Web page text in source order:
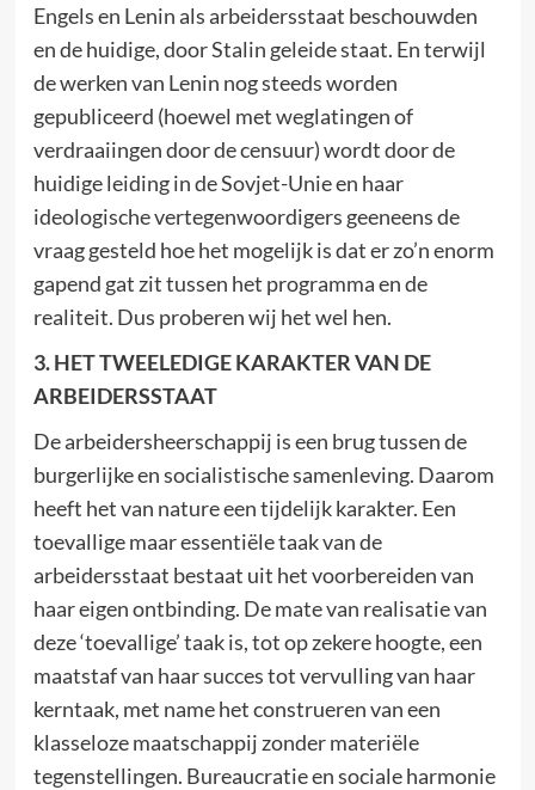
Engels en Lenin als arbeidersstaat beschouwden
en de huidige, door Stalin geleide staat. En terwijl
de werken van Lenin nog steeds worden
gepubliceerd (hoewel met weglatingen of
verdraaiingen door de censuur) wordt door de
huidige leiding in de Sovjet-Unie en haar
ideologische vertegenwoordigers geeneens de
vraag gesteld hoe het mogelijk is dat er zo’n enorm
gapend gat zit tussen het programma en de
realiteit. Dus proberen wij het wel hen.
3. HET TWEELEDIGE KARAKTER VAN DE
ARBEIDERSSTAAT
De arbeidersheerschappij is een brug tussen de
burgerlijke en socialistische samenleving. Daarom
heeft het van nature een tijdelijk karakter. Een
toevallige maar essentiële taak van de
arbeidersstaat bestaat uit het voorbereiden van
haar eigen ontbinding. De mate van realisatie van
deze ‘toevallige’ taak is, tot op zekere hoogte, een
maatstaf van haar succes tot vervulling van haar
kerntaak, met name het construeren van een
klasseloze maatschappij zonder materiële
tegenstellingen. Bureaucratie en sociale harmonie